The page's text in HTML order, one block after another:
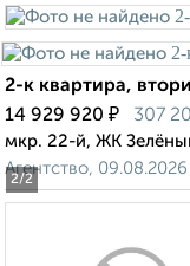
2/2
2-к квартира,
14 929 920 ₽ 307
мкр. 22-й, ЖК
Агентство, 09.08.2026